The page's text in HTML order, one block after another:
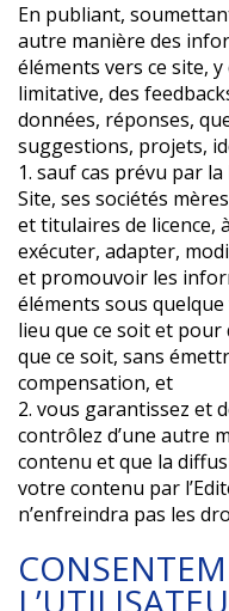
En publiant,
autre manière des
éléments vers ce site,
limitative, des
données, réponses,
suggestions, projets,
1. sauf cas prévu par
Site, ses sociétés
et titulaires de licence,
exécuter, adapter,
et promouvoir les
éléments sous
lieu que ce soit et
que ce soit, sans
compensation, et
2. vous garantissez et
contrôlez d’une autre
contenu et que la
votre contenu par
n’enfreindra pas les